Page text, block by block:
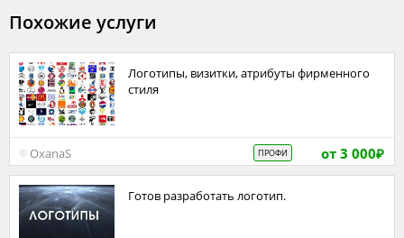
Похожие услуги
Логотипы, визитки, атрибуты фирменного
стиля
от 3 000₽
ПРОФИ
OxanaS
Готов разработать логотип.